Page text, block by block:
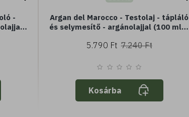
-
Argan del Marocco - Testolaj - tápláló
és selymesítő - argánolajjal (100 ml) -
5.790 Ft 7.240 Ft
Kosárba